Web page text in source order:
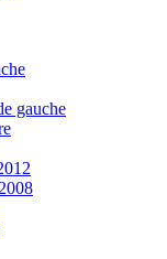
gauche